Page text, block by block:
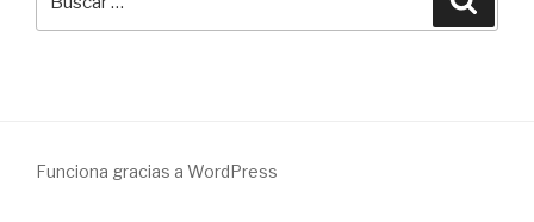
Funciona gracias a WordPress